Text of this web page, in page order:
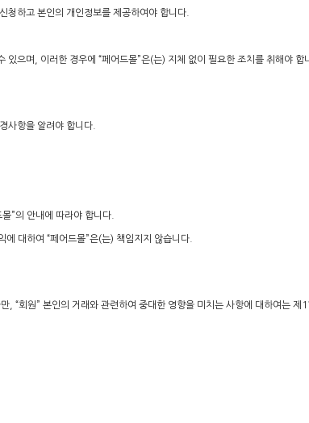
하고 본인의 개인정보를 제공하여야 합니다.
으며, 이러한 경우에 “페어드몰”은(는) 지체 없이 필요한 조치를 취해야 합
사항을 알려야 합니다.
”의 안내에 따라야 합니다.
대하여 “페어드몰”은(는) 책임지지 않습니다.
“회원” 본인의 거래와 관련하여 중대한 영향을 미치는 사항에 대하여는 제1